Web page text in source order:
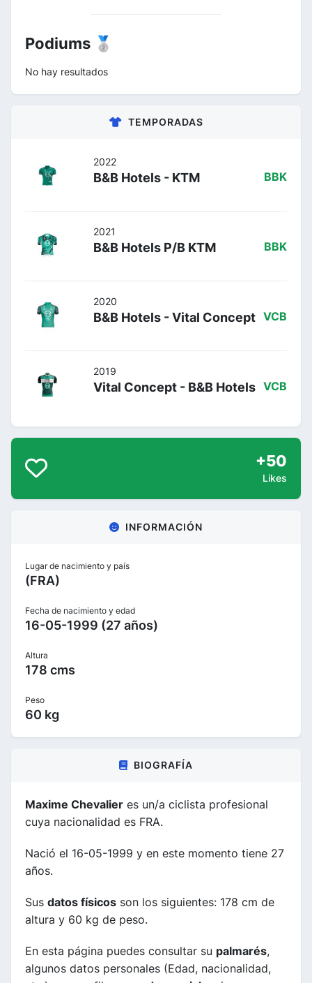
Podiums 🥈
No hay resultados
TEMPORADAS
2022
B&B Hotels - KTM BBK
2021
B&B Hotels P/B KTM BBK
2020
B&B Hotels - Vital Concept VCB
2019
Vital Concept - B&B Hotels VCB
+50
Likes
INFORMACIÓN
Lugar de nacimiento y país
(FRA)
Fecha de nacimiento y edad
16-05-1999 (27 años)
Altura
178 cms
Peso
60 kg
BIOGRAFÍA
Maxime Chevalier es un/a ciclista profesional
cuya nacionalidad es FRA.
Nació el 16-05-1999 y en este momento tiene 27
años.
Sus datos físicos son los siguientes: 178 cm de
altura y 60 kg de peso.
En esta página puedes consultar su palmarés,
algunos datos personales (Edad, nacionalidad,